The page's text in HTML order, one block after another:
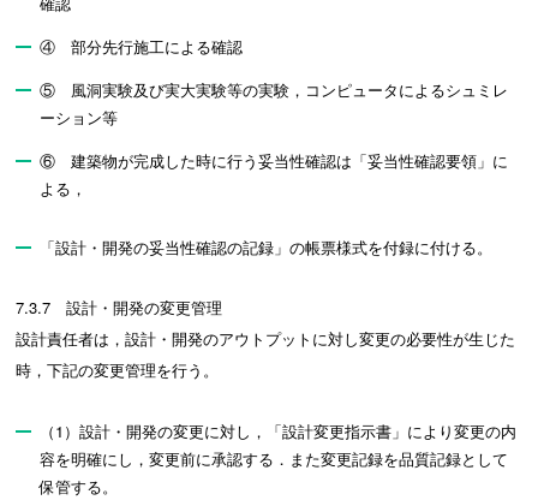
④ 部分先行施工による確認
⑤ 風洞実験及び実大実験等の実験，コンピュータによるシュミレ
ーション等
⑥ 建築物が完成した時に行う妥当性確認は「妥当性確認要領」に
よる，
「設計・開発の妥当性確認の記録」の帳票様式を付録に付ける。
7.3.7 設計・開発の変更管理
設計責任者は，設計・開発のアウトプットに対し変更の必要性が生じた
時，下記の変更管理を行う。
（1）設計・開発の変更に対し，「設計変更指示書」により変更の内
容を明確にし，変更前に承認する．また変更記録を品質記録として
保管する。